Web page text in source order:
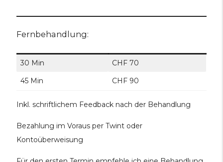
Fernbehandlung:
30 Min
CHF 70
45 Min
CHF 90
Inkl. schriftlichem Feedback nach der Behandlung
Bezahlung im Voraus per Twint oder
Kontoüberweisung